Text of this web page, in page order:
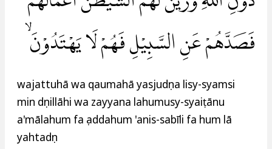
فَصَدَّهُمْ عَنِ السَّبِيْلِ فَهُمْ لَا يَهْتَدُوْنَۙ
wajattuhā wa qaumahā yasjudụna lisy-syamsi
min dụnillāhi wa zayyana lahumusy-syaiṭānu
a'mālahum fa ṣaddahum 'anis-sabīli fa hum lā
yahtadụn